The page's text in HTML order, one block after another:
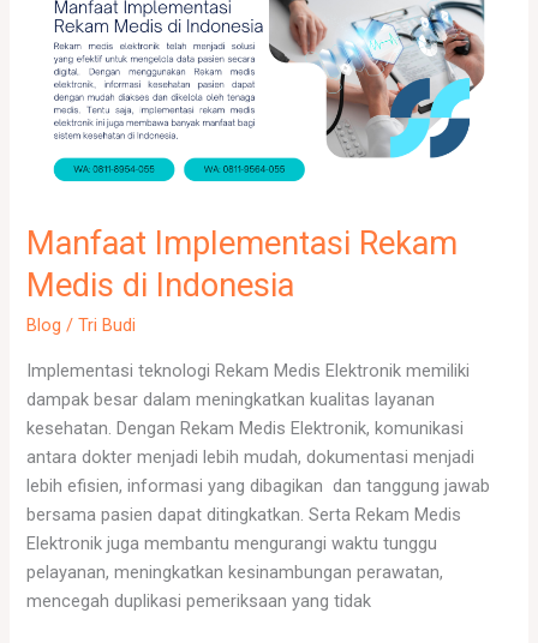
Manfaat Implementasi Rekam
Medis di Indonesia
Blog /Tri Budi
Implementasi teknologi Rekam Medis Elektronik memiliki
dampak besar dalam meningkatkan kualitas layanan
kesehatan. Dengan Rekam Medis Elektronik, komunikasi
antara dokter menjadi lebih mudah, dokumentasi menjadi
lebih efisien, informasi yang dibagikan dan tanggung jawab
bersama pasien dapat ditingkatkan. Serta Rekam Medis
Elektronik juga membantu mengurangi waktu tunggu
pelayanan, meningkatkan kesinambungan perawatan,
mencegah duplikasi pemeriksaan yang tidak
Medis
Indonesia